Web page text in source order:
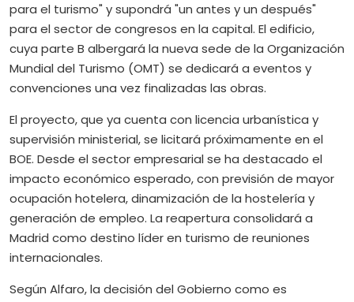
para el turismo" y supondrá "un antes y un después"
para el sector de congresos en la capital. El edificio,
cuya parte B albergará la nueva sede de la Organización
Mundial del Turismo (OMT) se dedicará a eventos y
convenciones una vez finalizadas las obras.
El proyecto, que ya cuenta con licencia urbanística y
supervisión ministerial, se licitará próximamente en el
BOE. Desde el sector empresarial se ha destacado el
impacto económico esperado, con previsión de mayor
ocupación hotelera, dinamización de la hostelería y
generación de empleo. La reapertura consolidará a
Madrid como destino líder en turismo de reuniones
internacionales.
Según Alfaro, la decisión del Gobierno como es